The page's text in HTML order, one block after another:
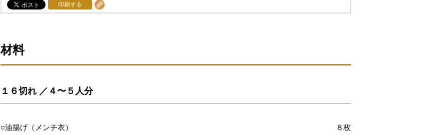
印刷する
材料
１６切れ ／４〜５人分
○油揚げ（メンチ衣） ８枚